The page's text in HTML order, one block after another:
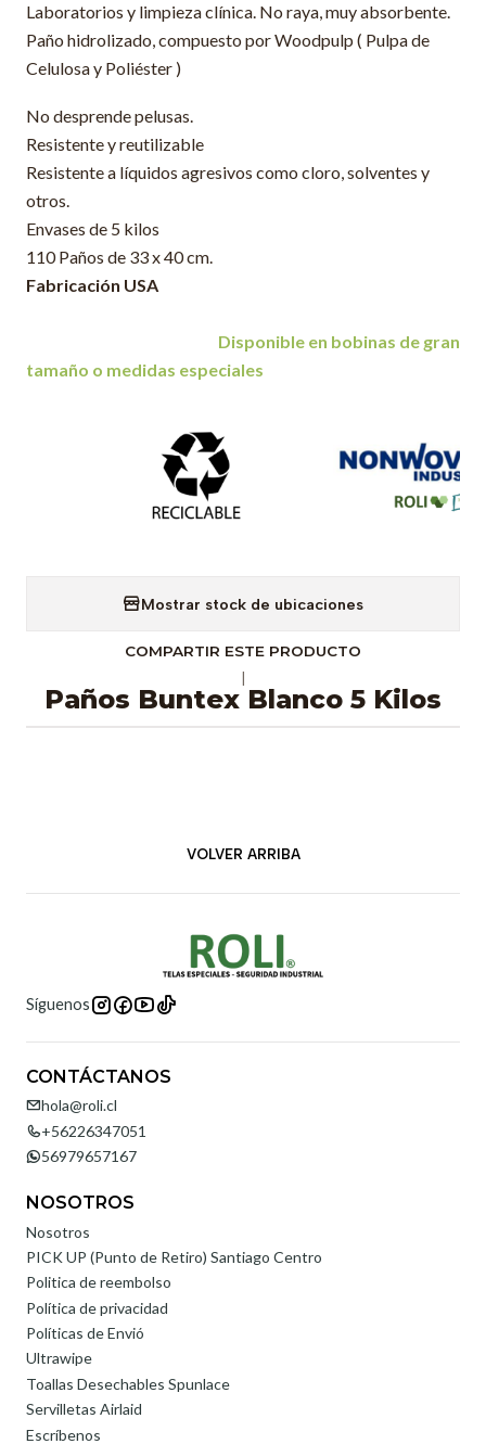
Laboratorios y limpieza clínica. No raya, muy absorbente.
Paño hidrolizado, compuesto por Woodpulp ( Pulpa de
Celulosa y Poliéster )
No desprende pelusas.
Resistente y reutilizable
Resistente a líquidos agresivos como cloro, solventes y
otros.
Envases de 5 kilos
110 Paños de 33 x 40 cm.
Fabricación USA
Disponible en bobinas de gran
tamaño o medidas especiales
Mostrar stock de ubicaciones
COMPARTIR ESTE PRODUCTO
Paños Buntex Blanco 5 Kilos
VOLVER ARRIBA
Síguenos
CONTÁCTANOS
hola@roli.cl
+56226347051
56979657167
NOSOTROS
Nosotros
PICK UP (Punto de Retiro) Santiago Centro
Politica de reembolso
Política de privacidad
Políticas de Envió
Ultrawipe
Toallas Desechables Spunlace
Servilletas Airlaid
Escríbenos